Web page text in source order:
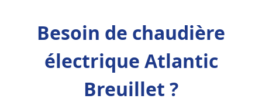
Besoin de chaudière
électrique Atlantic
Breuillet ?